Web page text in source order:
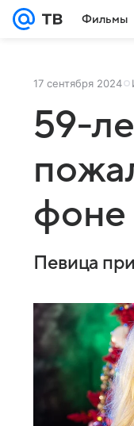
Фильмы
17 сентября 2024
59-
фоне
Певица